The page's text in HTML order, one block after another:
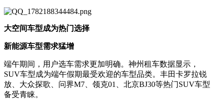
大空间车型成为热门选择
新能源车型需求猛增
端午期间，用户选车需求更加明确。神州租车数据显示，
SUV车型成为端午假期最受欢迎的车型品类。丰田卡罗拉锐
放、大众探歌、问界M7、领克01、北京BJ30等热门SUV车型
备受青睐。